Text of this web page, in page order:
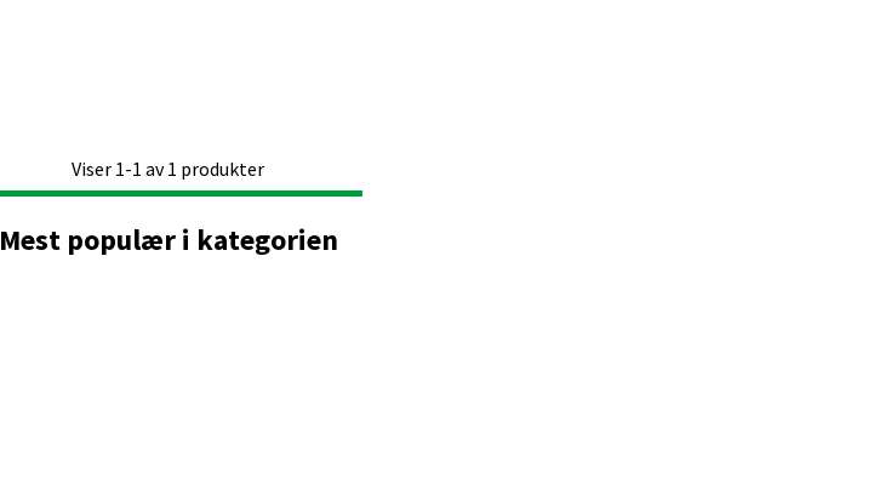
Viser 1-1 av1 produkter
Mest populær i kategorien